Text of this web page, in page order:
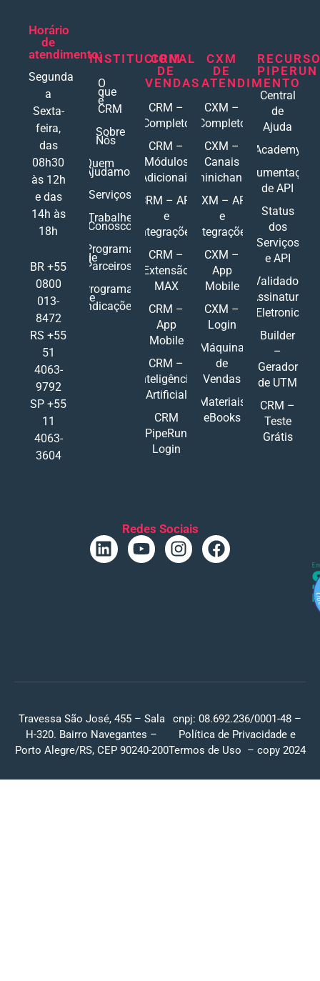
Horário
de
atendimento:
Segunda
a
Sexta-
feira,
das
08h30
às 12h
e das
14h às
18h
BR +55
0800
013-
8472
RS +55
51
4063-
9792
SP +55
11
4063-
3604
INSTITUCIONAL
O
que
é
CRM
Sobre
Nós
Quem
Ajudamos
Serviços
Trabalhe
Conosco
Programa
de
Parceiros
Programa
de
Indicações
CRM
DE
VENDAS
CRM –
Completo
CRM –
Módulos
Adicionais
CRM – API
e
Integrações
CRM –
Extensão
MAX
CRM –
App
Mobile
CRM –
Inteligência
Artificial
CRM
PipeRun
Login
CXM
DE
ATENDIMENTO
CXM –
Completo
CXM –
Canais
Ominichannel
CXM – API
e
Integrações
CXM –
App
Mobile
CXM –
Login
Máquina
de
Vendas
Materiais
eBooks
PIPERUN
Central
de
Ajuda
Academy
Documentações
de API
Status
dos
Serviços
e API
Validador
Assinatura
Eletronic
Builder
–
Gerador
de UTM
CRM –
Teste
Grátis
Redes Sociais
Travessa São José, 455 – Sala
H-320. Bairro Navegantes –
Porto Alegre/RS, CEP 90240-200
cnpj: 08.692.236/0001-48 –
Política de Privacidade e
Termos de Uso – copy 2024